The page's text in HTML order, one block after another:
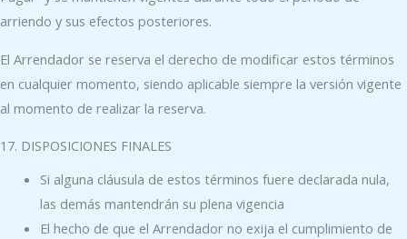
arriendo y sus efectos posteriores.
El Arrendador se reserva el derecho de modificar estos términos
en cualquier momento, siendo aplicable siempre la versión vigente
al momento de realizar la reserva.
17. DISPOSICIONES FINALES
Si alguna cláusula de estos términos fuere declarada nula,
las demás mantendrán su plena vigencia
El hecho de que el Arrendador no exija el cumplimiento de